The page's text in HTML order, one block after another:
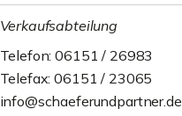
Verkaufsabteilung
Telefon: 06151 / 26983
Telefax: 06151 / 23065
info@schaeferundpartner.de